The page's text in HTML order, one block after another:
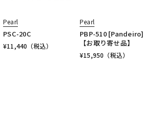
Pearl
PSC-20C
¥11,440 （税込）
Pearl
PBP-510 [Pandeiro]
【お取り寄せ品】
¥15,950 （税込）